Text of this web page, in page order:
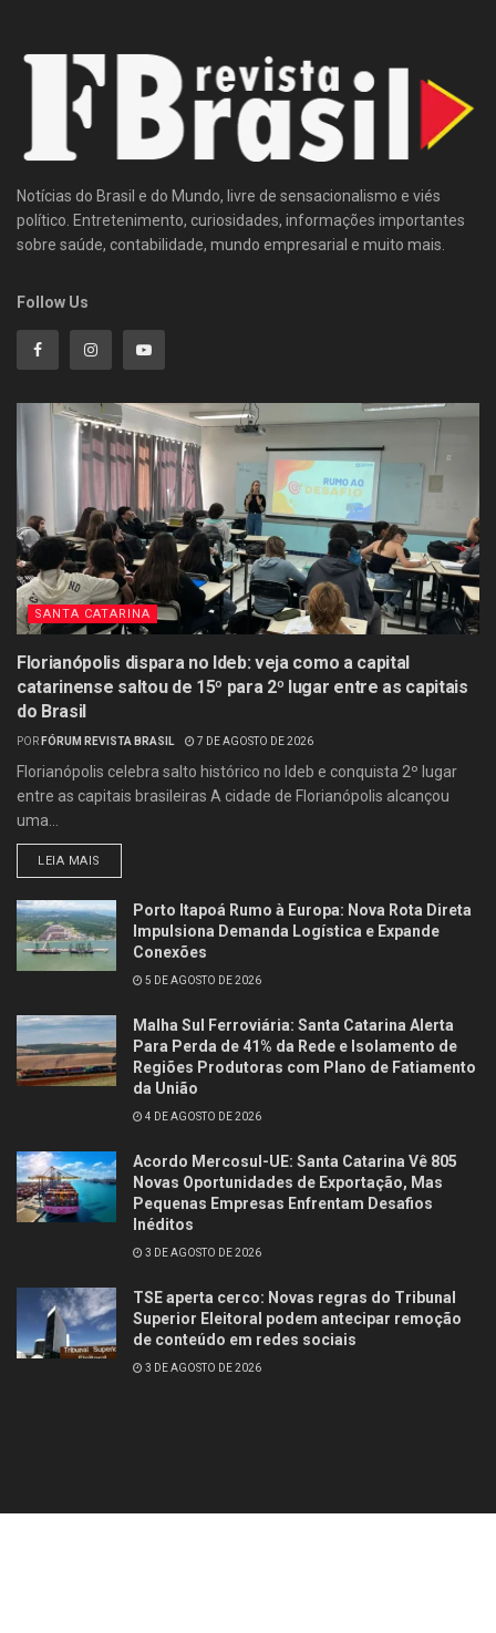
Notícias do Brasil e do Mundo, livre de sensacionalismo e viés
político. Entretenimento, curiosidades, informações importantes
sobre saúde, contabilidade, mundo empresarial e muito mais.
Follow Us
SANTA CATARINA
Florianópolis dispara no Ideb: veja como a capital
catarinense saltou de 15º para 2º lugar entre as capitais
do Brasil
POR FÓRUM REVISTA BRASIL 7 DE AGOSTO DE 2026
Florianópolis celebra salto histórico no Ideb e conquista 2º lugar
entre as capitais brasileiras A cidade de Florianópolis alcançou
uma...
LEIA MAIS
Porto Itapoá Rumo à Europa: Nova Rota Direta
Impulsiona Demanda Logística e Expande
Conexões
5 DE AGOSTO DE 2026
Malha Sul Ferroviária: Santa Catarina Alerta
Para Perda de 41% da Rede e Isolamento de
Regiões Produtoras com Plano de Fatiamento
da União
4 DE AGOSTO DE 2026
Acordo Mercosul-UE: Santa Catarina Vê 805
Novas Oportunidades de Exportação, Mas
Pequenas Empresas Enfrentam Desafios
Inéditos
3 DE AGOSTO DE 2026
TSE aperta cerco: Novas regras do Tribunal
Superior Eleitoral podem antecipar remoção
de conteúdo em redes sociais
3 DE AGOSTO DE 2026